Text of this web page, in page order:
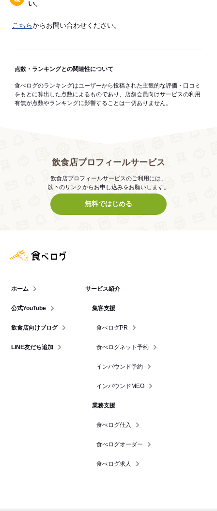
い。
こちらからお問い合わせください。
点数・ランキングとの関連性について
食べログのランキングはユーザーから投稿された主観的な評価・口コミ
をもとに算出した点数によるものであり、店舗会員向けサービスの利用
有無が点数やランキングに影響することは一切ありません。
飲食店プロフィールサービス
飲食店プロフィールサービスのご利用には、
以下のリンクからお申し込みをお願いします。
無料ではじめる
ホーム
公式YouTube
飲食店向けブログ
LINE友だち追加
サービス紹介
集客支援
食べログPR
食べログネット予約
インバウンド予約
インバウンドMEO
業務支援
食べログ仕入
食べログオーダー
食べログ求人